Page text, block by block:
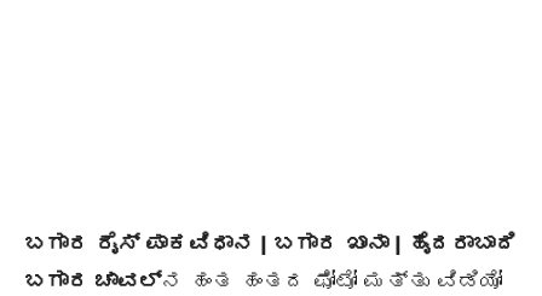
ಬಗಾರ ರೈಸ್ ಪಾಕವಿಧಾನ | ಬಗಾರ ಖಾನಾ | ಹೈದರಾಬಾದಿ
ಬಗಾರ ಚಾವಲ್ನ ಹಂತ ಹಂತದ ಫೋಟೋ ಮತ್ತು ವಿಡಿಯೋ